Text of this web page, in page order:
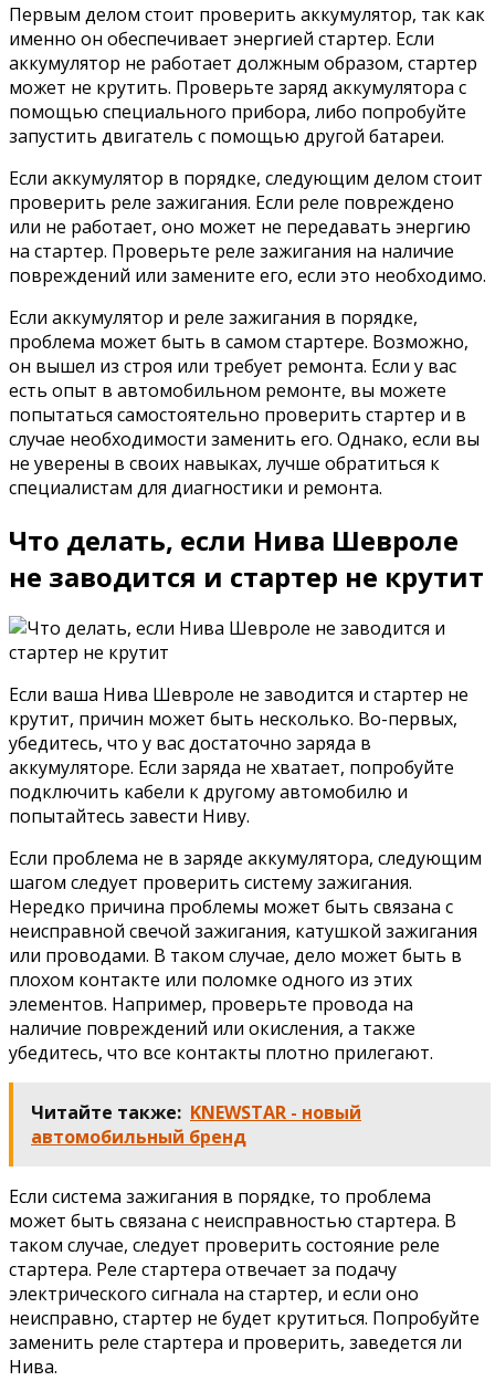
Первым делом стоит проверить аккумулятор, так как
именно он обеспечивает энергией стартер. Если
аккумулятор не работает должным образом, стартер
может не крутить. Проверьте заряд аккумулятора с
помощью специального прибора, либо попробуйте
запустить двигатель с помощью другой батареи.
Если аккумулятор в порядке, следующим делом стоит
проверить реле зажигания. Если реле повреждено
или не работает, оно может не передавать энергию
на стартер. Проверьте реле зажигания на наличие
повреждений или замените его, если это необходимо.
Если аккумулятор и реле зажигания в порядке,
проблема может быть в самом стартере. Возможно,
он вышел из строя или требует ремонта. Если у вас
есть опыт в автомобильном ремонте, вы можете
попытаться самостоятельно проверить стартер и в
случае необходимости заменить его. Однако, если вы
не уверены в своих навыках, лучше обратиться к
специалистам для диагностики и ремонта.
Что делать, если Нива Шевроле
не заводится и стартер не крутит
Если ваша Нива Шевроле не заводится и стартер не
крутит, причин может быть несколько. Во-первых,
убедитесь, что у вас достаточно заряда в
аккумуляторе. Если заряда не хватает, попробуйте
подключить кабели к другому автомобилю и
попытайтесь завести Ниву.
Если проблема не в заряде аккумулятора, следующим
шагом следует проверить систему зажигания.
Нередко причина проблемы может быть связана с
неисправной свечой зажигания, катушкой зажигания
или проводами. В таком случае, дело может быть в
плохом контакте или поломке одного из этих
элементов. Например, проверьте провода на
наличие повреждений или окисления, а также
убедитесь, что все контакты плотно прилегают.
Читайте также: KNEWSTAR - новый
автомобильный бренд
Если система зажигания в порядке, то проблема
может быть связана с неисправностью стартера. В
таком случае, следует проверить состояние реле
стартера. Реле стартера отвечает за подачу
электрического сигнала на стартер, и если оно
неисправно, стартер не будет крутиться. Попробуйте
заменить реле стартера и проверить, заведется ли
Нива.